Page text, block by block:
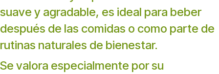
suave y agradable, es ideal para beber
después de las comidas o como parte de
rutinas naturales de bienestar.
Se valora especialmente por su